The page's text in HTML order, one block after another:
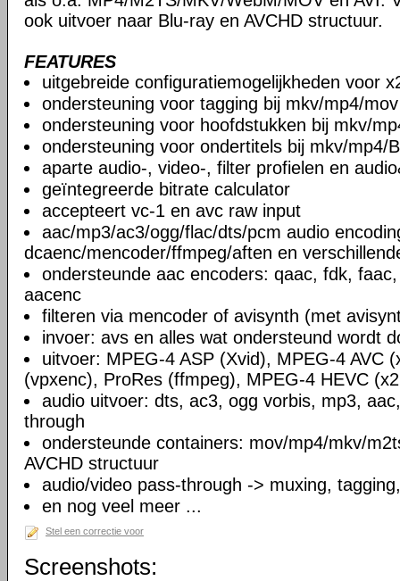
ook uitvoer naar Blu-ray en AVCHD structuur.
FEATURES
uitgebreide configuratiemogelijkheden voor
ondersteuning voor tagging bij mkv/mp4/mov
ondersteuning voor hoofdstukken bij mkv/
ondersteuning voor ondertitels bij mkv/mp4/
aparte audio-, video-, filter profielen en
geïntegreerde bitrate calculator
accepteert vc-1 en avc raw input
aac/mp3/ac3/ogg/flac/dts/pcm audio
dcaenc/mencoder/ffmpeg/aften en
ondersteunde aac encoders: qaac, fdk,
aacenc
filteren via mencoder of avisynth (met
invoer: avs en alles wat ondersteund wordt
uitvoer: MPEG-4 ASP (Xvid), MPEG-4 AVC
(vpxenc), ProRes (ffmpeg), MPEG-4 HEVC
audio uitvoer: dts, ac3, ogg vorbis, mp3,
through
ondersteunde containers: mov/mp4/mkv/
AVCHD structuur
audio/video pass-through -> muxing,
en nog veel meer ...
Stel een correctie voor
Screenshots: